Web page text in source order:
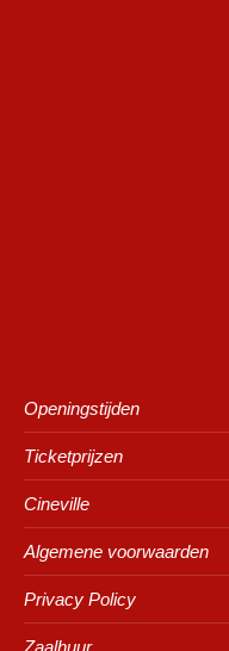
Openingstijden
Ticketprijzen
Cineville
Algemene voorwaarden
Privacy Policy
Zaalhuur